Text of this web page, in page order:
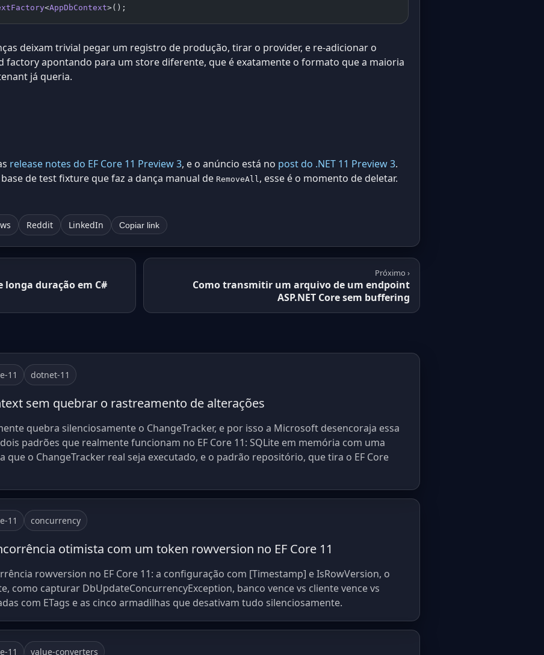
<AppDbContext>();
deixam trivial pegar um registro de produção, tirar o provider, e re-adicionar o
factory apontando para um store diferente, que é exatamente o formato que a maioria
já queria.
release notes do EF Core 11 Preview 3, e o anúncio está no post do .NET 11 Preview 3.
de test fixture que faz a dança manual de RemoveAll, esse é o momento de deletar.
Reddit LinkedIn Copiar link
longa duração em C#
Próximo ›
Como transmitir um arquivo de um endpoint
ASP.NET Core sem buffering
11 dotnet-11
sem quebrar o rastreamento de alterações
quebra silenciosamente o ChangeTracker, e por isso a Microsoft desencoraja essa
padrões que realmente funcionam no EF Core 11: SQLite em memória com uma
que o ChangeTracker real seja executado, e o padrão repositório, que tira o EF Core
11 concurrency
otimista com um token rowversion no EF Core 11
rowversion no EF Core 11: a configuração com [Timestamp] e IsRowVersion, o
como capturar DbUpdateConcurrencyException, banco vence vs cliente vence vs
com ETags e as cinco armadilhas que desativam tudo silenciosamente.
11 value-converters